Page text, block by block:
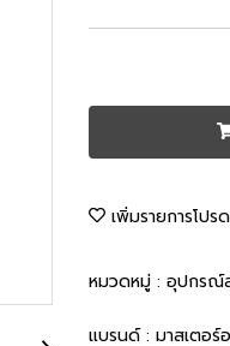
เพิ่มรายการโปรด
หมวดหมู่ : อุปกรณ์
แบรนด์ : มาสเตอร์